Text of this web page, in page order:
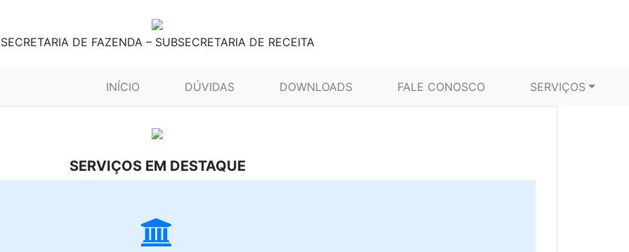
SECRETARIA DE FAZENDA – SUBSECRETARIA DE RECEITA
INÍCIO (CURRENT)DÚVIDAS DOWNLOADS FALE CONOSCO SERVIÇOS
SERVIÇOS EM DESTAQUE